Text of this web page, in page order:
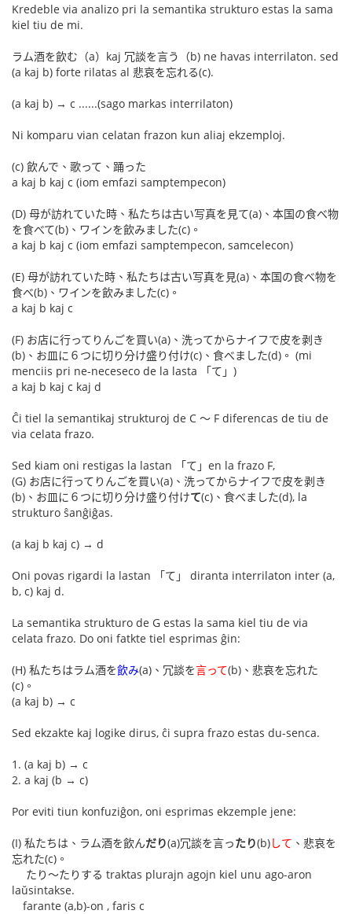
Kredeble via analizo pri la semantika strukturo estas la sama
kiel tiu de mi.
ラム酒を飲む（a）kaj 冗談を言う（b) ne havas interrilaton. sed
(a kaj b) forte rilatas al 悲哀を忘れる(c).
(a kaj b) → c ......(sago markas interrilaton)
Ni komparu vian celatan frazon kun aliaj ekzemploj.
(c) 飲んで、歌って、踊った
a kaj b kaj c (iom emfazi samptempecon)
(D) 母が訪れていた時、私たちは古い写真を見て(a)、本国の食べ物
を食べて(b)、ワインを飲みました(c)。
a kaj b kaj c (iom emfazi samptempecon, samcelecon)
(E) 母が訪れていた時、私たちは古い写真を見(a)、本国の食べ物を
食べ(b)、ワインを飲みました(c)。
a kaj b kaj c
(F) お店に行ってりんごを買い(a)、洗ってからナイフで皮を剥き
(b)、お皿に６つに切り分け盛り付け(c)、食べました(d)。 (mi
menciis pri ne-neceseco de la lasta 「て」)
a kaj b kaj c kaj d
Ĉi tiel la semantikaj strukturoj de C 〜 F diferencas de tiu de
via celata frazo.
Sed kiam oni restigas la lastan 「て」en la frazo F,
(G) お店に行ってりんごを買い(a)、洗ってからナイフで皮を剥き
(b)、お皿に６つに切り分け盛り付けて(c)、食べました(d), la
strukturo ŝanĝiĝas.
(a kaj b kaj c) → d
Oni povas rigardi la lastan 「て」 diranta interrilaton inter (a,
b, c) kaj d.
La semantika strukturo de G estas la sama kiel tiu de via
celata frazo. Do oni fatkte tiel esprimas ĝin:
(H) 私たちはラム酒を飲み(a)、冗談を言って(b)、悲哀を忘れた
(c)。
(a kaj b) → c
Sed ekzakte kaj logike dirus, ĉi supra frazo estas du-senca.
1. (a kaj b) → c
2. a kaj (b → c)
Por eviti tiun konfuziĝon, oni esprimas ekzemple jene:
(I) 私たちは、ラム酒を飲んだり(a)冗談を言ったり(b)して 、悲哀を
忘れた(c)。
たり〜たりする traktas plurajn agojn kiel unu ago-aron
laŭsintakse.
farante (a,b)-on , faris c